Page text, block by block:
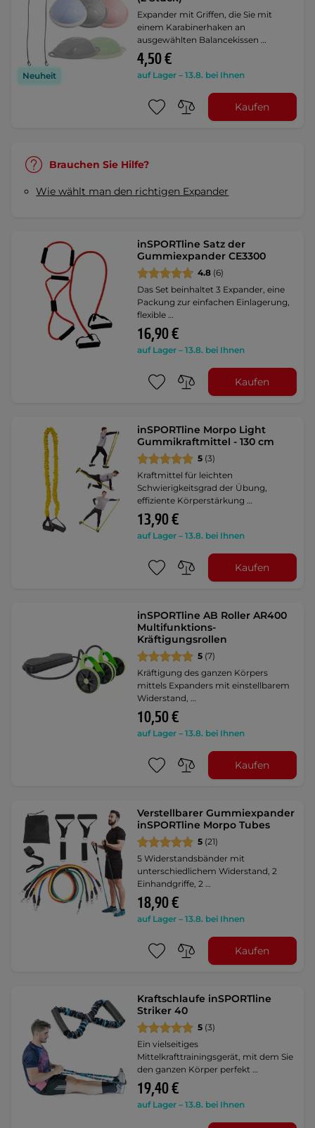
Neuheit
Expander mit Griffen, die Sie mit
einem Karabinerhaken an
ausgewählten Balancekissen …
4,50 €
auf Lager – 13.8. bei Ihnen
Kaufen
Brauchen Sie Hilfe?
Wie wählt man den richtigen Expander
inSPORTline Satz der
Gummiexpander CE3300
4.8 (6)
Das Set beinhaltet 3 Expander, eine
Packung zur einfachen Einlagerung,
flexible …
16,90 €
auf Lager – 13.8. bei Ihnen
Kaufen
inSPORTline Morpo Light
Gummikraftmittel - 130 cm
5 (3)
Kraftmittel für leichten
Schwierigkeitsgrad der Übung,
effiziente Körperstärkung …
13,90 €
auf Lager – 13.8. bei Ihnen
Kaufen
inSPORTline AB Roller AR400
Multifunktions-
Kräftigungsrollen
5 (7)
Kräftigung des ganzen Körpers
mittels Expanders mit einstellbarem
Widerstand, …
10,50 €
auf Lager – 13.8. bei Ihnen
Kaufen
Verstellbarer Gummiexpander
inSPORTline Morpo Tubes
5 (21)
5 Widerstandsbänder mit
unterschiedlichem Widerstand, 2
Einhandgriffe, 2 …
18,90 €
auf Lager – 13.8. bei Ihnen
Kaufen
Kraftschlaufe inSPORTline
Striker 40
5 (3)
Ein vielseitiges
Mittelkrafttrainingsgerät, mit dem Sie
den ganzen Körper perfekt …
19,40 €
auf Lager – 13.8. bei Ihnen